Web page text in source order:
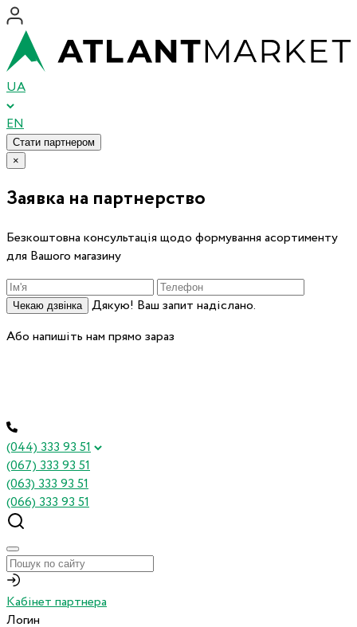
UA
EN
Стати партнером
×
Заявка на партнерство
Безкоштовна консультація щодо формування асортименту
для Вашого магазину
Чекаю дзвінка
Дякую! Ваш запит надіслано.
Або напишіть нам прямо зараз
(044) 333 93 51
(067) 333 93 51
(063) 333 93 51
(066) 333 93 51
Кабінет партнера
Логин